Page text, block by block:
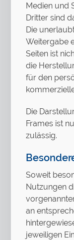
Medien und
Dritter sind
Die
Weitergabe
Seiten ist
die
für den
Die
Frames ist
zulässig.
Soweit
Nutzungen
an
jeweiligen